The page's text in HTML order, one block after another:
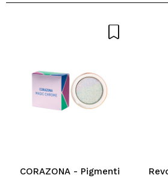
CORAZONA - Pigmenti